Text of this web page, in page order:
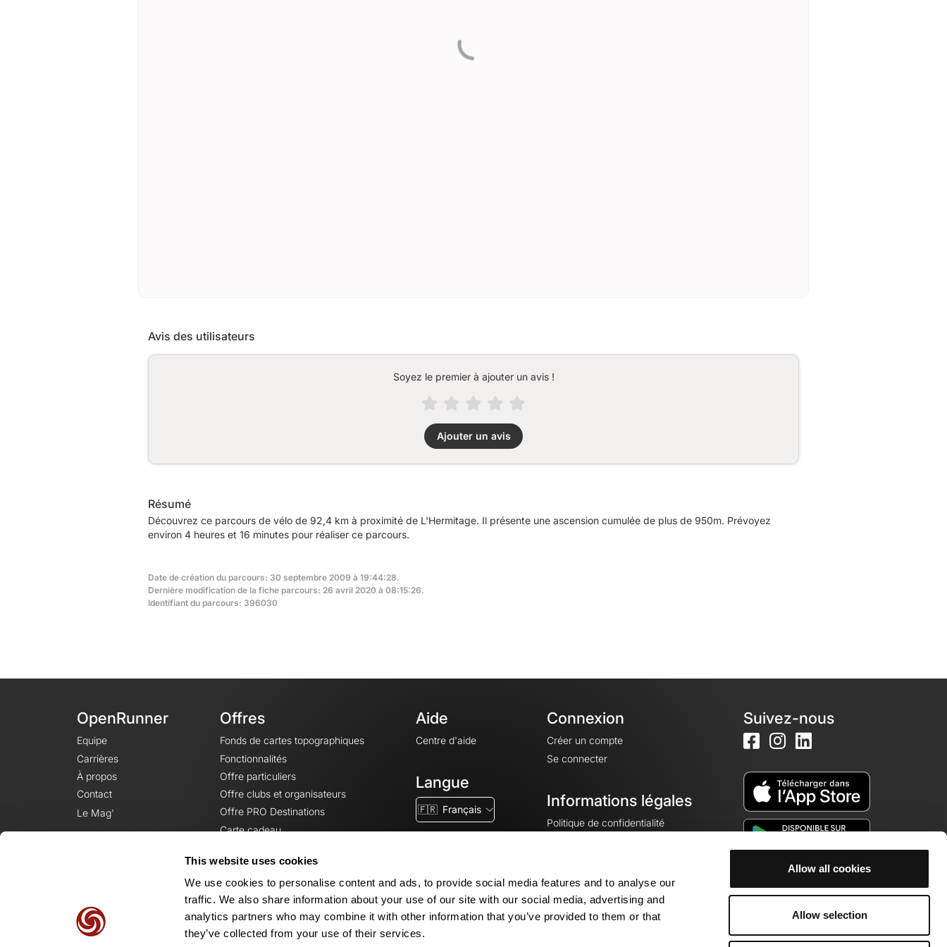
This website uses cookies
We use cookies to personalise content and ads, to provide social media features and to analyse our
traffic. We also share information about your use of our site with our social media, advertising and
analytics partners who may combine it with other information that you’ve provided to them or that
they’ve collected from your use of their services.
Allow all cookies
Allow selection
Avis des utilisateurs
Soyez le premier à ajouter un avis !
Ajouter un avis
Résumé
Découvrez ce parcours de vélo de 92,4 km à proximité de L'Hermitage. Il présente une ascension cumulée de plus de 950m. Prévoyez
environ 4 heures et 16 minutes pour réaliser ce parcours.
Date de création du parcours: 30 septembre 2009 à 19:44:28.
Dernière modification de la fiche parcours: 26 avril 2020 à 08:15:26.
Identifiant du parcours: 396030
OpenRunner
Equipe
Carrières
À propos
Contact
Le Mag'
Offres
Fonds de cartes topographiques
Fonctionnalités
Offre particuliers
Offre clubs et organisateurs
Offre PRO Destinations
Carte cadeau
Aide
Centre d'aide
Langue
🇫🇷 Français
Connexion
Créer un compte
Se connecter
Informations légales
Politique de confidentialité
Mentions légales
Paramètres des cookies
Suivez-nous